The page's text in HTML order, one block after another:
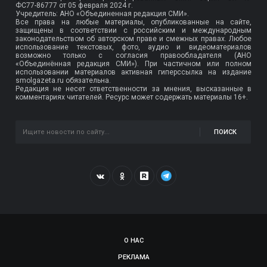
ФС77-86777 от 05 февраля 2024 г.
Учредитель: АНО «Объединенная редакция СМИ».
Все права на любые материалы, опубликованные на сайте,
защищены в соответствии с российским и международным
законодательством об авторском праве и смежных правах. Любое
использование текстовых, фото, аудио и видеоматериалов
возможно только с согласия правообладателя (АНО
«Объединённая редакция СМИ»). При частичном или полном
использовании материалов активная гиперссылка на издание
smolgazeta.ru обязательна.
Редакция не несет ответственности за мнения, высказанные в
комментариях читателей. Ресурс может содержать материалы 16+.
ПОИСК
О НАС
РЕКЛАМА